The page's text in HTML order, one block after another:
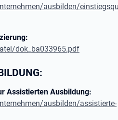
ausbilden/
dok_ba033965.pdf
Assistierten Ausbildung:
ausbilden/assistierte-